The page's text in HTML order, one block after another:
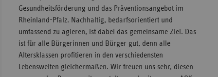
Gesundheitsförderung und das Präventionsangebot im
Rheinland-Pfalz. Nachhaltig, bedarfsorientiert und
umfassend zu agieren, ist dabei das gemeinsame Ziel. Das
ist für alle Bürgerinnen und Bürger gut, denn alle
Altersklassen profitieren in den verschiedensten
Lebenswelten gleichermaßen. Wir freuen uns sehr, diesen